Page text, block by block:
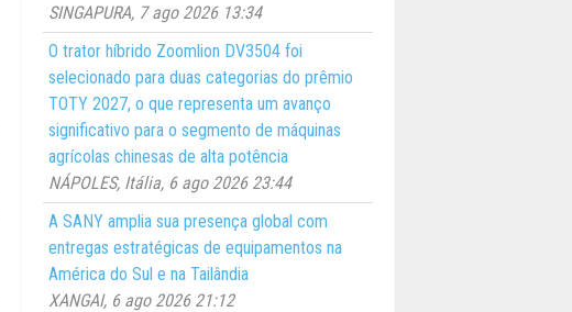
SINGAPURA, 7 ago 2026 13:34
O trator híbrido Zoomlion DV3504 foi
selecionado para duas categorias do prêmio
TOTY 2027, o que representa um avanço
significativo para o segmento de máquinas
agrícolas chinesas de alta potência
NÁPOLES, Itália, 6 ago 2026 23:44
A SANY amplia sua presença global com
entregas estratégicas de equipamentos na
América do Sul e na Tailândia
XANGAI, 6 ago 2026 21:12